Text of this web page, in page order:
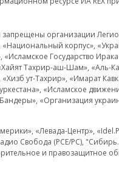
запрещены организации
«Национальный корпус»,
«Исламское Государство
Тахрир-аш-Шам», «Аль-
«Хизб ут-Тахрир», «Имарат
«Исламское
«Организация
«Левада-Центр»,
Свобода (PCE/PC),
и правозащитное